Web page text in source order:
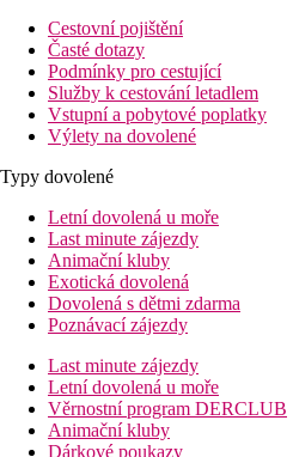
Cestovní pojištění
Časté dotazy
Podmínky pro cestující
Služby k cestování letadlem
Vstupní a pobytové poplatky
Výlety na dovolené
Typy dovolené
Letní dovolená u moře
Last minute zájezdy
Animační kluby
Exotická dovolená
Dovolená s dětmi zdarma
Poznávací zájezdy
Last minute zájezdy
Letní dovolená u moře
Věrnostní program DERCLUB
Animační kluby
Dárkové poukazy